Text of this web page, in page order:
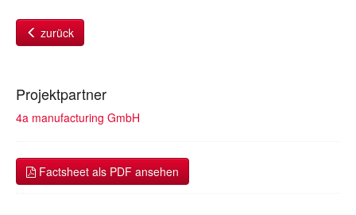
zurück
Projektpartner
4a manufacturing GmbH
Factsheet als PDF ansehen